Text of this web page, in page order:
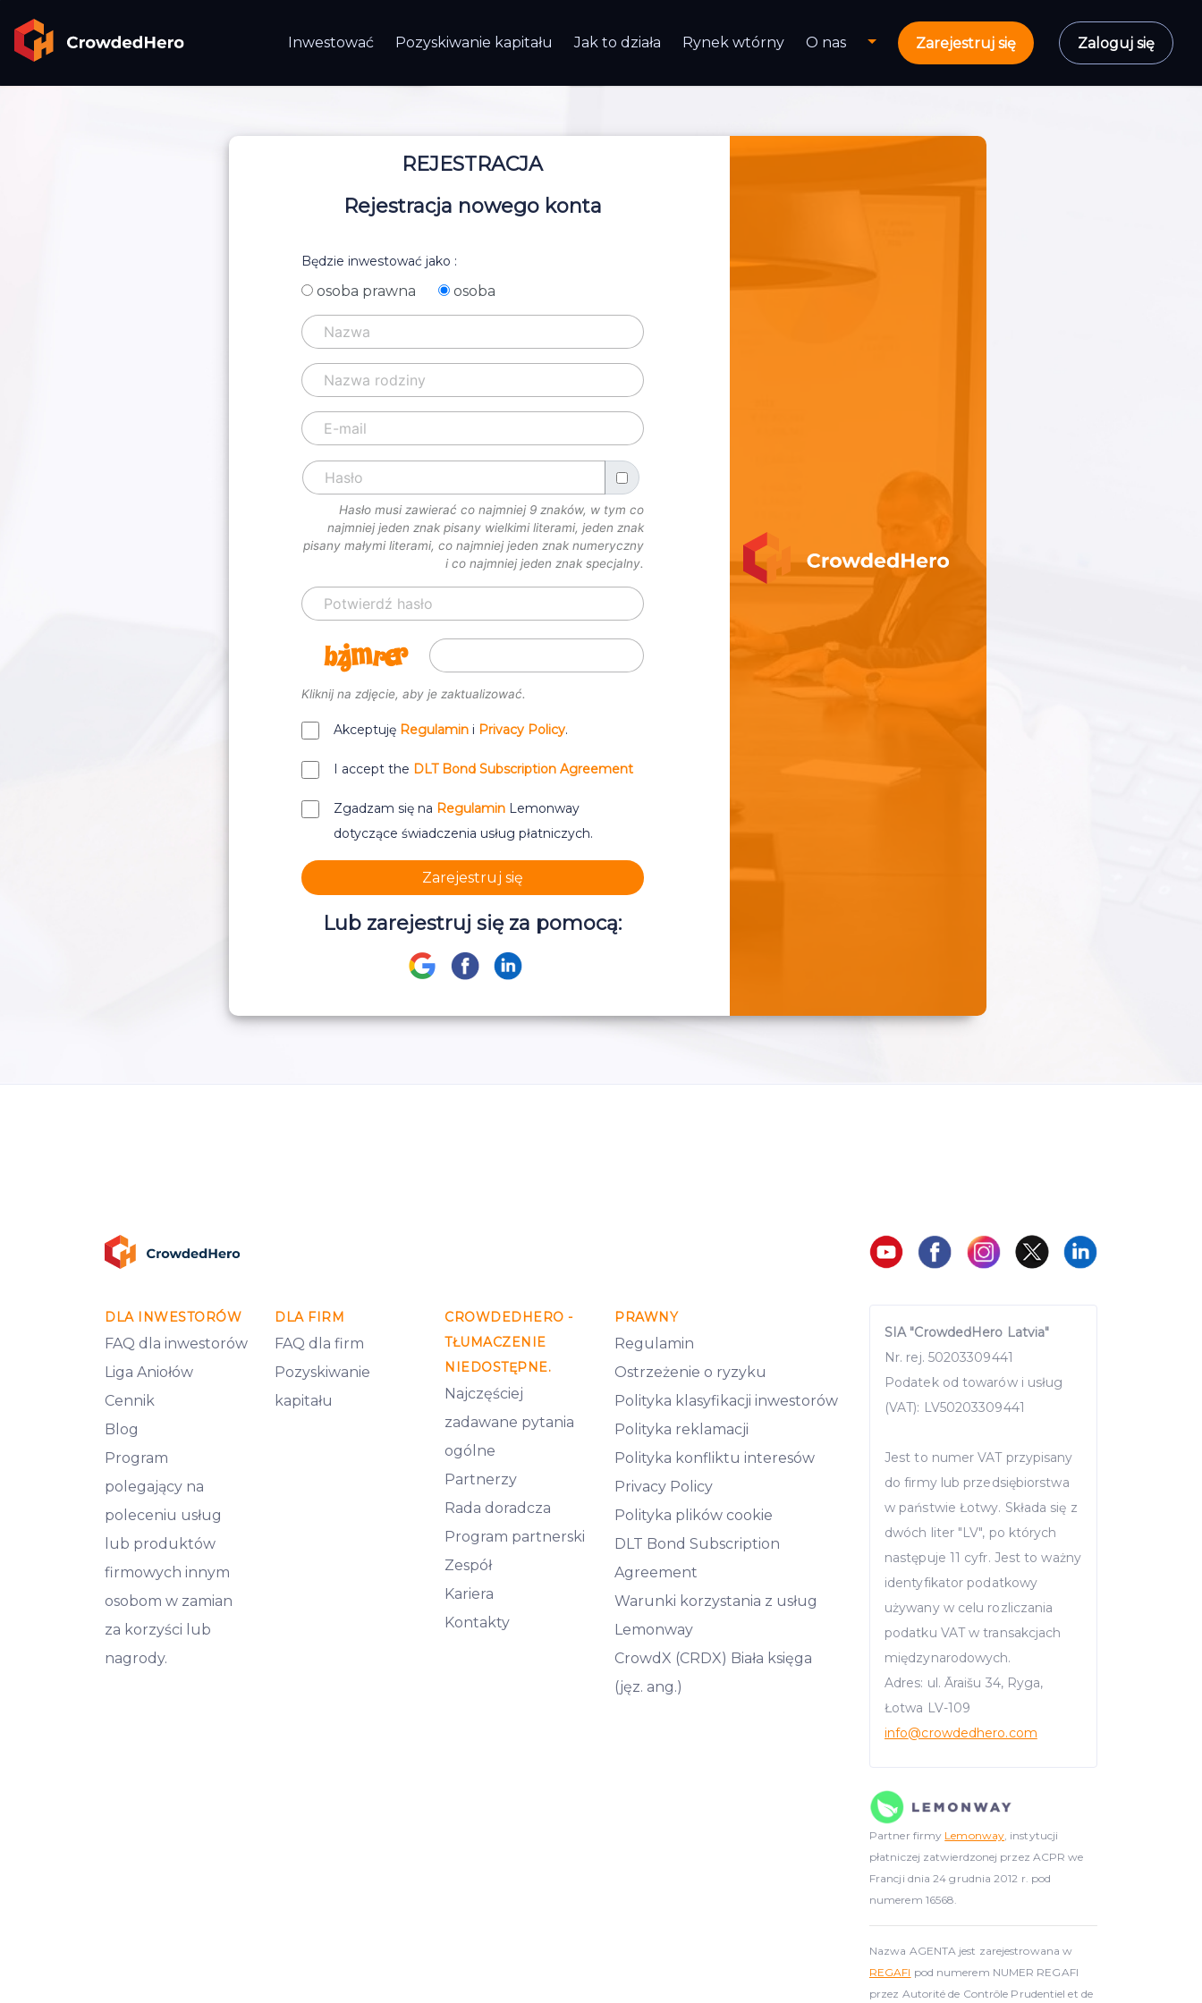
Inwestować Pozyskiwanie kapitału Jak to działa Rynek wtórny O nas Zarejestruj się Zaloguj się
REJESTRACJA
Rejestracja nowego konta
Będzie inwestować jako :
osoba prawna osoba
Hasło musi zawierać co najmniej 9 znaków, w tym co
najmniej jeden znak pisany wielkimi literami, jeden znak
pisany małymi literami, co najmniej jeden znak numeryczny
i co najmniej jeden znak specjalny.
Kliknij na zdjęcie, aby je zaktualizować.
Akceptuję Regulamin i Privacy Policy.
I accept the DLT Bond Subscription Agreement
Zgadzam się na Regulamin Lemonway
dotyczące świadczenia usług płatniczych.
Zarejestruj się
Lub zarejestruj się za pomocą:
DLA INWESTORÓW
FAQ dla inwestorów
Liga Aniołów
Cennik
Blog
Program
polegający na
poleceniu usług
lub produktów
firmowych innym
osobom w zamian
za korzyści lub
nagrody.
DLA FIRM
FAQ dla firm
Pozyskiwanie
kapitału
CROWDEDHERO -
TŁUMACZENIE
NIEDOSTĘPNE.
Najczęściej
zadawane pytania
ogólne
Partnerzy
Rada doradcza
Program partnerski
Zespół
Kariera
Kontakty
PRAWNY
Regulamin
Ostrzeżenie o ryzyku
Polityka klasyfikacji inwestorów
Polityka reklamacji
Polityka konfliktu interesów
Privacy Policy
Polityka plików cookie
DLT Bond Subscription
Agreement
Warunki korzystania z usług
Lemonway
CrowdX (CRDX) Biała księga
(jęz. ang.)
SIA "CrowdedHero Latvia"
Nr. rej. 50203309441
Podatek od towarów i usług
(VAT): LV50203309441
Jest to numer VAT przypisany
do firmy lub przedsiębiorstwa
w państwie Łotwy. Składa się z
dwóch liter "LV", po których
następuje 11 cyfr. Jest to ważny
identyfikator podatkowy
używany w celu rozliczania
podatku VAT w transakcjach
międzynarodowych.
Adres: ul. Āraišu 34, Ryga,
Łotwa LV-109
info@crowdedhero.com
Partner firmy Lemonway, instytucji
płatniczej zatwierdzonej przez ACPR we
Francji dnia 24 grudnia 2012 r. pod
numerem 16568.
Nazwa AGENTA jest zarejestrowana w
REGAFI pod numerem NUMER REGAFI
przez Autorité de Contrôle Prudentiel et de